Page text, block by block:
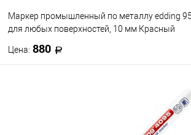
Маркер промышленный по металлу edding
для любых поверхностей, 10 мм Красный
Цена: 880
В